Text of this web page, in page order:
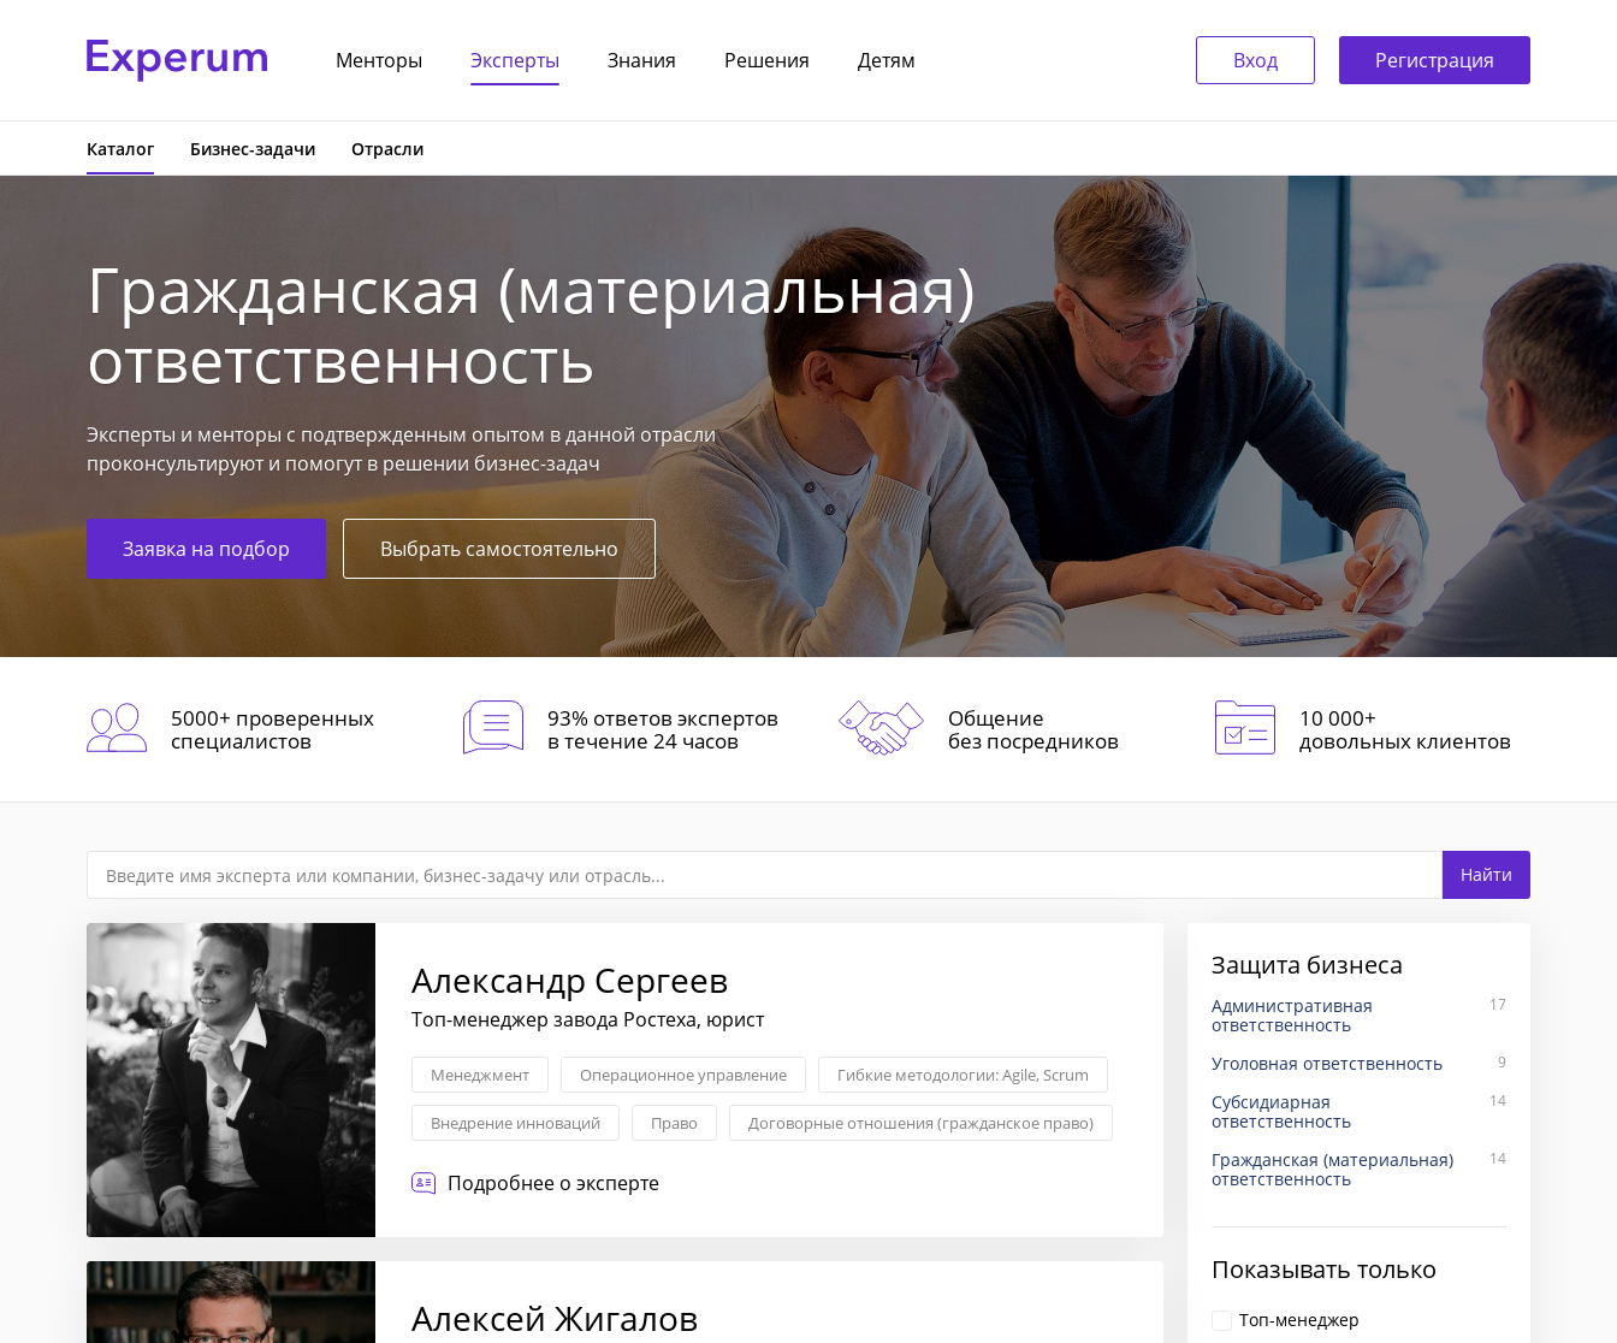
Менторы Эксперты Знания Решения Детям Вход Регистрация
Каталог Бизнес-задачи Отрасли
Гражданская (материальная)
ответственность
Эксперты и менторы с подтвержденным опытом в данной отрасли
проконсультируют и помогут в решении бизнес-задач
Заявка на подбор Выбрать самостоятельно
5000+ проверенных
специалистов
93% ответов экспертов
в течение 24 часов
Общение
без посредников
10 000+
довольных клиентов
Александр Сергеев
Топ-менеджер завода Ростеха, юрист
Менеджмент Операционное управление Гибкие методологии: Agile, Scrum
Внедрение инноваций Право Договорные отношения (гражданское право)
Корпоративное право
Подробнее о эксперте
Алексей Жигалов
Защита бизнеса
Административная
ответственность
17
Уголовная ответственность 9
Субсидиарная
ответственность
14
Гражданская (материальная)
ответственность
14
Показывать только
Топ-менеджер